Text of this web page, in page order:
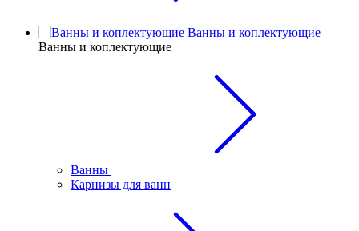
Ванны и коплектующие
Ванны и коплектующие
Ванны
Карнизы для ванн